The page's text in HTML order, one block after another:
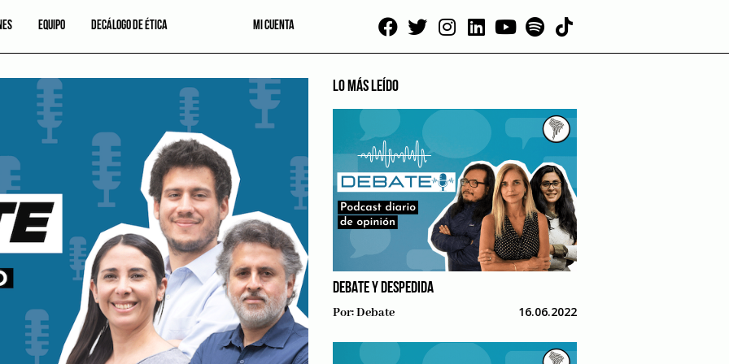
EQUIPO DECÁLOGO DE ÉTICA MI CUENTA
LO MÁS LEÍDO
DEBATE Y DESPEDIDA
Por:Debate 16.06.2022